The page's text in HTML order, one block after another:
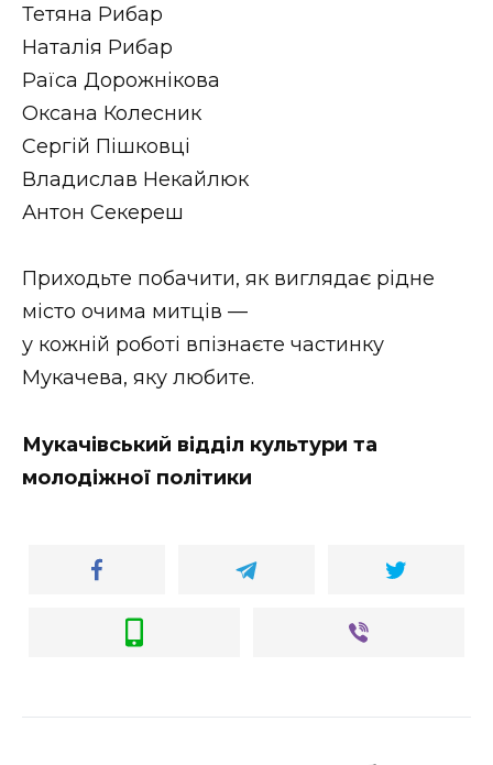
Тетяна Рибар
Наталія Рибар
Раїса Дорожнікова
Оксана Колесник
Сергій Пішковці
Владислав Некайлюк
Антон Секереш
Приходьте побачити, як виглядає рідне
місто очима митців —
у кожній роботі впізнаєте частинку
Мукачева, яку любите.
Мукачівський відділ культури та
молодіжної політики